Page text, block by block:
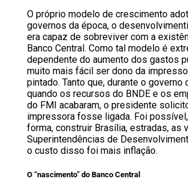
O próprio modelo de crescimento
governos da época, o
era capaz de sobreviver com a
Banco Central. Como tal modelo é
dependente do aumento dos gastos
muito mais fácil ser dono da
pintado. Tanto que, durante o governo
quando os recursos do BNDE e os
do FMI acabaram, o presidente
impressora fosse ligada. Foi
forma, construir Brasília, estradas, as
Superintendências de
o custo disso foi mais inflação.
O “nascimento” do Banco Central